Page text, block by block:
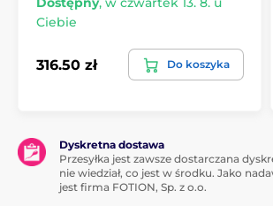
Ciebie
316.50 zł Do koszyka
Dyskretna dostawa
Przesyłka jest zawsze dostarczana
nie wiedział, co jest w środku. Jako
jest firma FOTION, Sp. z o.o.